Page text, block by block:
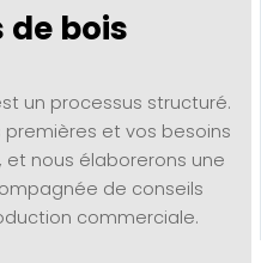
bois
un processus structuré.
et vos besoins
nous élaborerons une
de conseils
commerciale.